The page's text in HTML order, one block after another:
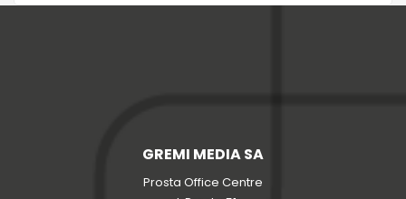
GREMI MEDIA SA
Prosta Office Centre